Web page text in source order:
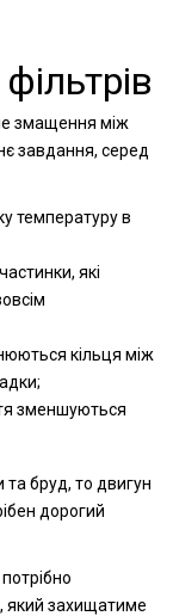
змащення між
завдання, серед
температуру в
які
кільця між
зменшуються
бруд, то двигун
дорогий
, який захищатиме